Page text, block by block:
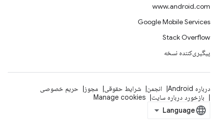
www.android.com
Google Mobile Services
Stack Overflow
پیگیری‌کننده نسخه
درباره Android انجمن شرایط حقوقی مجوز
حریم خصوصی
بازخورد درباره سایت
Manage cookies